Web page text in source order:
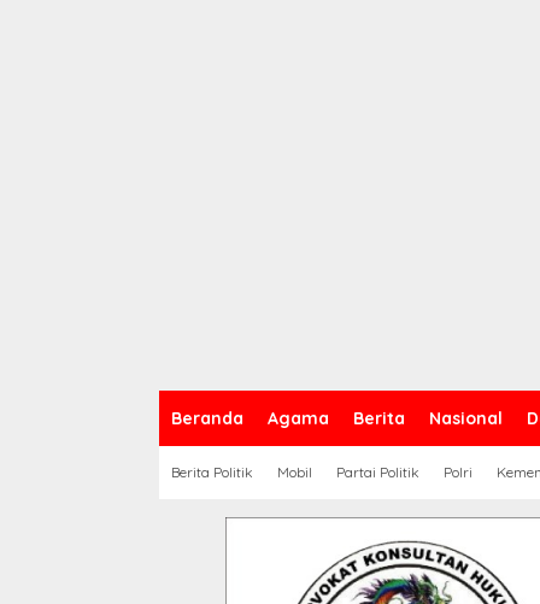
Beranda Agama Berita Nasional
Berita Politik Mobil Partai Politik Polri